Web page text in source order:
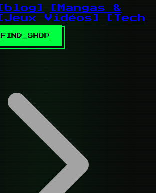
[blog]
[Mangas &
[Jeux Vidéos]
[Tech
FIND_SHOP